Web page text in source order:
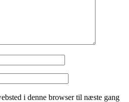
i denne browser til næste gang